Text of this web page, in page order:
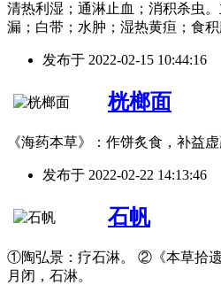
清热利湿；通淋止血；消积杀虫
漏；白带；水肿；湿热黄疸；食
发布于 2022-02-15 10:44:16
桄榔面
《海药本草》：作饼炙食，补益
发布于 2022-02-22 14:13:46
石帆
①陶弘景：疗石淋。 ②《本草拾
月闭，石淋。